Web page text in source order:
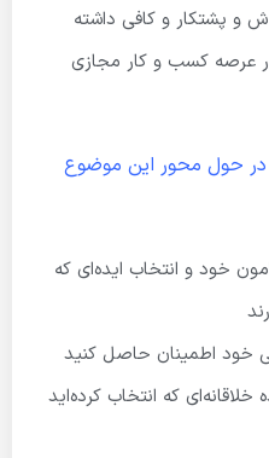
و پشتکار و کافی داشته
عرصه کسب و کار مجازی
در حول محور این موضوع
خود و انتخاب ایده‌ای که
خود اطمینان حاصل کنید
خلاقانه‌ای که انتخاب کرده‌اید